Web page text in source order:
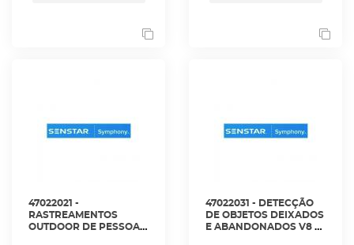
47022021 -
RASTREAMENTOS
OUTDOOR DE PESSOAS
47022031 - DETECÇÃO
DE OBJETOS DEIXADOS
E ABANDONADOS V8 -